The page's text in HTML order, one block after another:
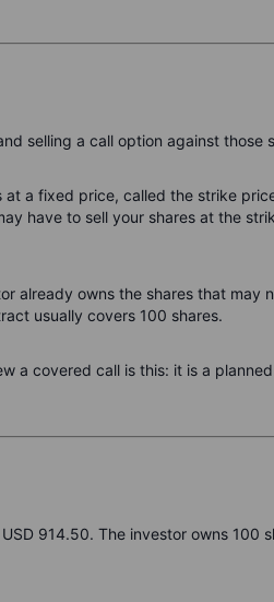
selling a call option against those
a fixed price, called the strike
have to sell your shares at the
already owns the shares that may
usually covers 100 shares.
a covered call is this: it is a
914.50. The investor owns 100